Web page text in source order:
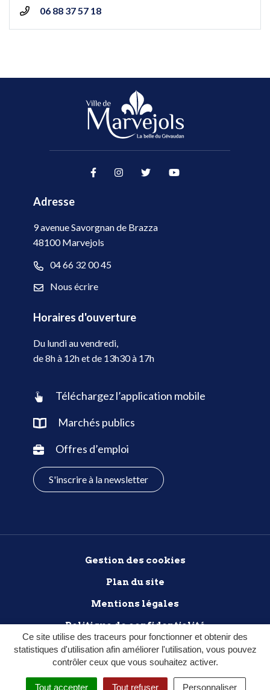
Ce site utilise des traceurs pour fonctionner et obtenir des
statistiques d'utilisation afin améliorer l'utilisation, vous pouvez
contrôler ceux que vous souhaitez activer.
Tout accepter Tout refuser Personnaliser
06 88 37 57 18
Lien vers le compte Facebook
Lien vers le compte
Lien vers le compte
Lien vers la
Adresse
9 avenue Savorgnan de Brazza
48100 Marvejols
04 66 32 00 45
Nous écrire
Horaires d'ouverture
Du lundi au vendredi,
de 8h à 12h et de 13h30 à 17h
Téléchargez l’application mobile
Marchés publics
Offres d’emploi
S'inscrire à la newsletter
Gestion des cookies
Plan du site
Mentions légales
Politique de confidentialité
Accessibilité : non conforme